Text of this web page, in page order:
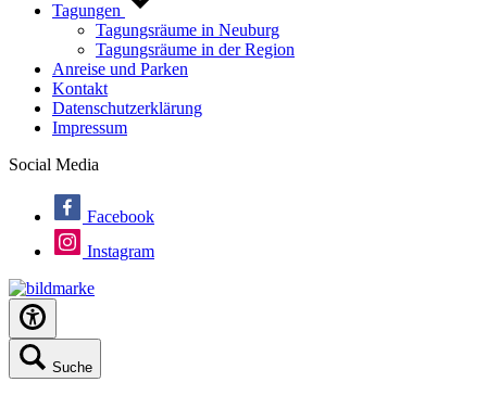
Tagungen
Tagungsräume in Neuburg
Tagungsräume in der Region
Anreise und Parken
Kontakt
Datenschutzerklärung
Impressum
Social Media
Facebook
Instagram
Suche